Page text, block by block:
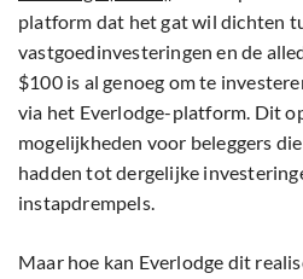
platform dat het gat wil dichten
vastgoedinvesteringen en de
$100 is al genoeg om te
via het Everlodge-platform. Dit
mogelijkheden voor beleggers
hadden tot dergelijke
instapdrempels.
Maar hoe kan Everlodge dit